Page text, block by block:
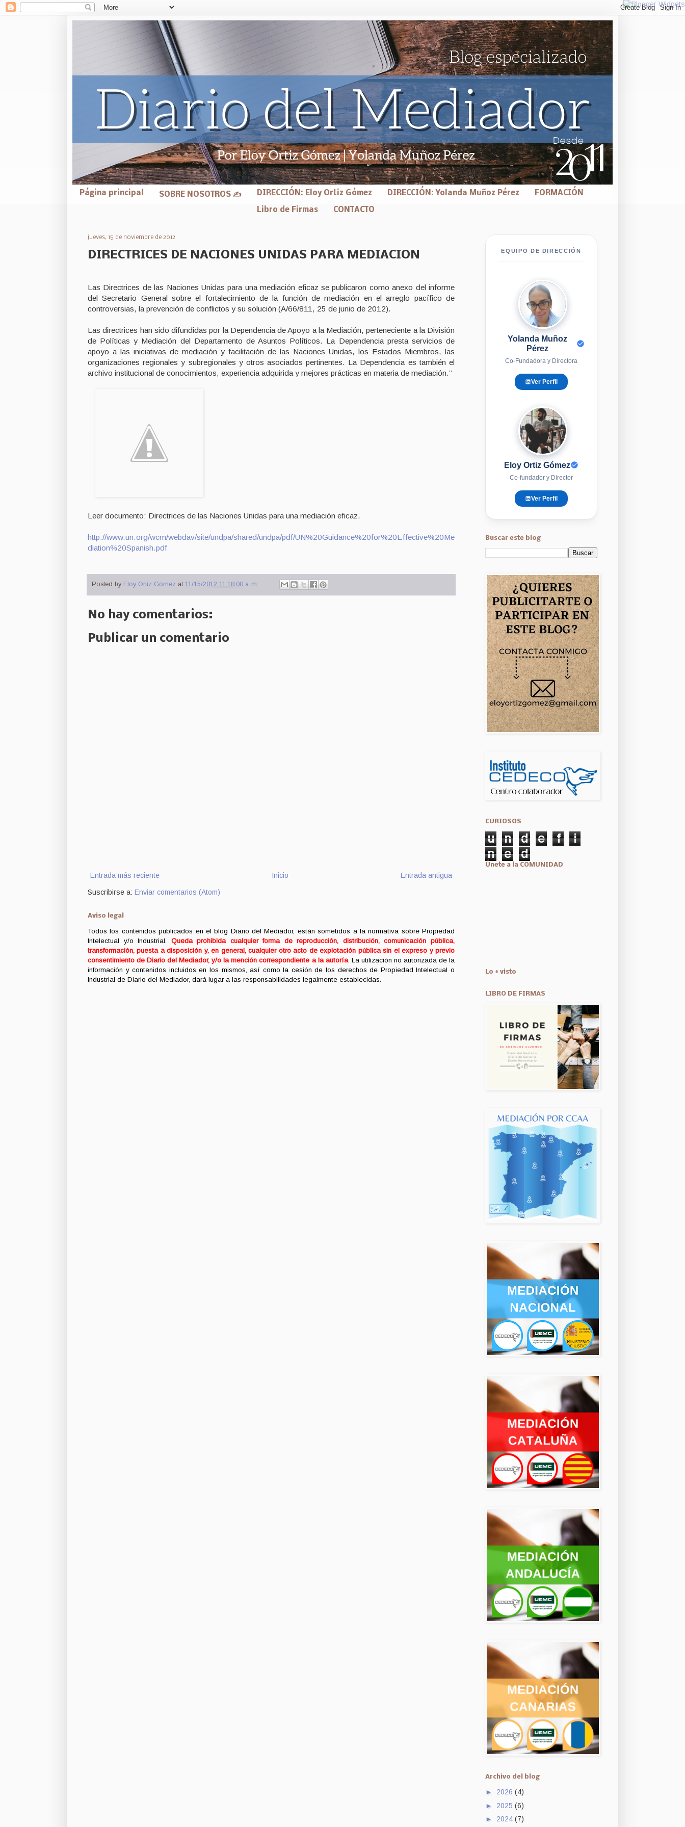
Página principal SOBRE NOSOTROS ✍ DIRECCIÓN: Eloy Ortiz Gómez DIRECCIÓN: Yolanda Muñoz Pérez FORMACIÓN
Libro de Firmas CONTACTO
jueves, 15 de noviembre de 2012
DIRECTRICES DE NACIONES UNIDAS PARA MEDIACION
Las Directrices de las Naciones Unidas para una mediación eficaz se publicaron como anexo del informe
del Secretario General sobre el fortalecimiento de la función de mediación en el arreglo pacífico de
controversias, la prevención de conflictos y su solución (A/66/811, 25 de junio de 2012).
Las directrices han sido difundidas por la Dependencia de Apoyo a la Mediación, perteneciente a la División
de Políticas y Mediación del Departamento de Asuntos Políticos. La Dependencia presta servicios de
apoyo a las iniciativas de mediación y facilitación de las Naciones Unidas, los Estados Miembros, las
organizaciones regionales y subregionales y otros asociados pertinentes. La Dependencia es también el
archivo institucional de conocimientos, experiencia adquirida y mejores prácticas en materia de mediación.”
Leer documento: Directrices de las Naciones Unidas para una mediación eficaz.
http://www.un.org/wcm/webdav/site/undpa/shared/undpa/pdf/UN%20Guidance%20for%20Effective%20Me
diation%20Spanish.pdf
Posted by Eloy Ortiz Gómez at 11/15/2012 11:18:00 a. m.
No hay comentarios:
Publicar un comentario
Entrada más reciente Entrada antigua
Inicio
Suscribirse a: Enviar comentarios (Atom)
Aviso legal
Todos los contenidos publicados en el blog Diario del Mediador, están sometidos a la normativa sobre Propiedad
Intelectual y/o Industrial. Queda prohibida cualquier forma de reproducción, distribución, comunicación pública,
transformación, puesta a disposición y, en general, cualquier otro acto de explotación pública sin el expreso y previo
consentimiento de Diario del Mediador, y/o la mención correspondiente a la autoría. La utilización no autorizada de la
información y contenidos incluidos en los mismos, así como la cesión de los derechos de Propiedad Intelectual o
Industrial de Diario del Mediador, dará lugar a las responsabilidades legalmente establecidas.
EQUIPO DE DIRECCIÓN
YM
Yolanda Muñoz
Pérez
Co-Fundadora y Directora
Ver Perfil
EG
Eloy Ortiz Gómez
Co-fundador y Director
Ver Perfil
Buscar este blog
CURIOSOS
u n d e f
i
n
e d
Únete a la COMUNIDAD
Lo + visto
LIBRO DE FIRMAS
Archivo del blog
► 2026 (4)
► 2025 (6)
► 2024 (7)